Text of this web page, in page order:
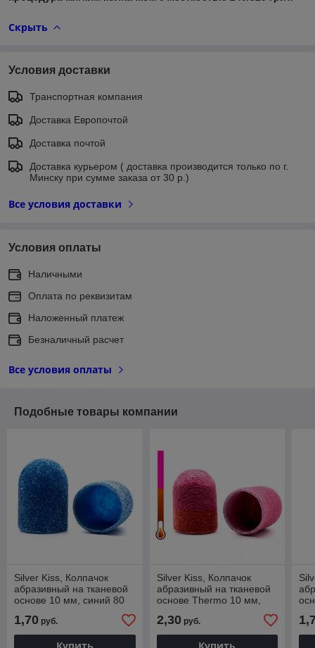
Скрыть
Условия доставки
Транспортная компания
Доставка Европочтой
Доставка почтой
Доставка курьером ( доставка производится только по г.
Минску при сумме заказа от 30 р.)
Все условия доставки
Условия оплаты
Наличными
Оплата по реквизитам
Наложенный платеж
Безналичный расчет
Все условия оплаты
Подобные товары компании
Silver Kiss, Колпачок
абразивный на тканевой
основе 10 мм, синий 80
1,70 руб.
Silver Kiss, Колпачок
абразивный на тканевой
основе Thermo 10 мм,
2,30руб.